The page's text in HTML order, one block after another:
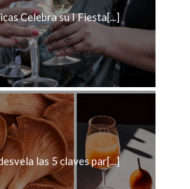
Celebra su I Fiesta[...]
las 5 claves par[...]